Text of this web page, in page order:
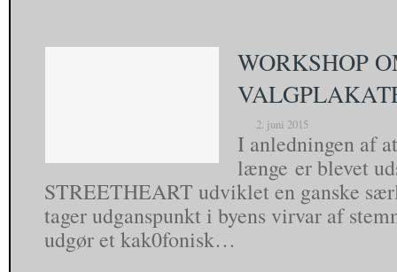
WORKSHOP
2. juni 2015
I anledningen af
længe er blevet
STREETHEART udviklet en ganske
tager udganspunkt i byens virvar af
udgør et kak0fonisk…